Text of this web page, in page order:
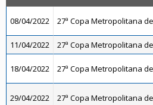
08/04/2022 27ª Copa Metropolitana
11/04/2022 27ª Copa Metropolitana
18/04/2022 27ª Copa Metropolitana
29/04/2022 27ª Copa Metropolitana